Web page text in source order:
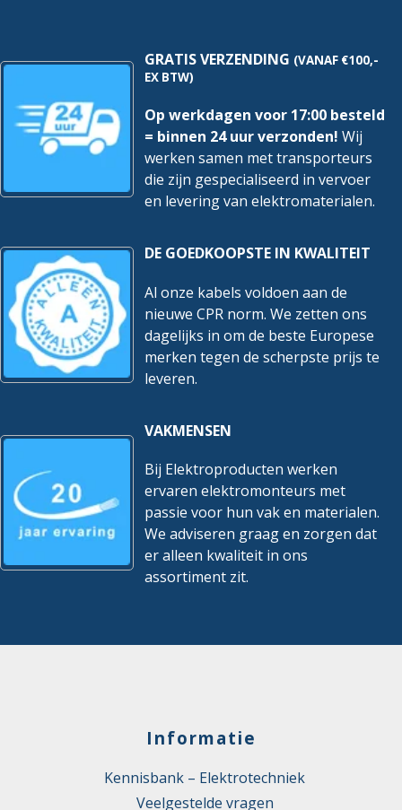
GRATIS VERZENDING (VANAF €100,-
EX BTW)
Op werkdagen voor 17:00 besteld
= binnen 24 uur verzonden! Wij
werken samen met transporteurs
die zijn gespecialiseerd in vervoer
en levering van elektromaterialen.
DE GOEDKOOPSTE IN KWALITEIT
Al onze kabels voldoen aan de
nieuwe CPR norm. We zetten ons
dagelijks in om de beste Europese
merken tegen de scherpste prijs te
leveren.
VAKMENSEN
Bij Elektroproducten werken
ervaren elektromonteurs met
passie voor hun vak en materialen.
We adviseren graag en zorgen dat
er alleen kwaliteit in ons
assortiment zit.
Informatie
Kennisbank – Elektrotechniek
Veelgestelde vragen